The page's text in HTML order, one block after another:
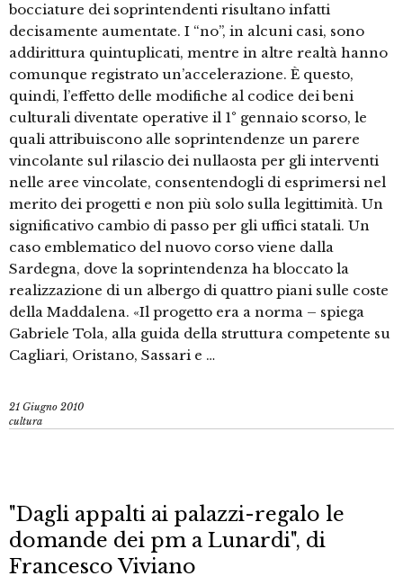
bocciature dei soprintendenti risultano infatti
decisamente aumentate. I “no”, in alcuni casi, sono
addirittura quintuplicati, mentre in altre realtà hanno
comunque registrato un’accelerazione. È questo,
quindi, l’effetto delle modifiche al codice dei beni
culturali diventate operative il 1° gennaio scorso, le
quali attribuiscono alle soprintendenze un parere
vincolante sul rilascio dei nullaosta per gli interventi
nelle aree vincolate, consentendogli di esprimersi nel
merito dei progetti e non più solo sulla legittimità. Un
significativo cambio di passo per gli uffici statali. Un
caso emblematico del nuovo corso viene dalla
Sardegna, dove la soprintendenza ha bloccato la
realizzazione di un albergo di quattro piani sulle coste
della Maddalena. «Il progetto era a norma – spiega
Gabriele Tola, alla guida della struttura competente su
Cagliari, Oristano, Sassari e …
21 Giugno 2010
cultura
"Dagli appalti ai palazzi-regalo le
domande dei pm a Lunardi", di
Francesco Viviano